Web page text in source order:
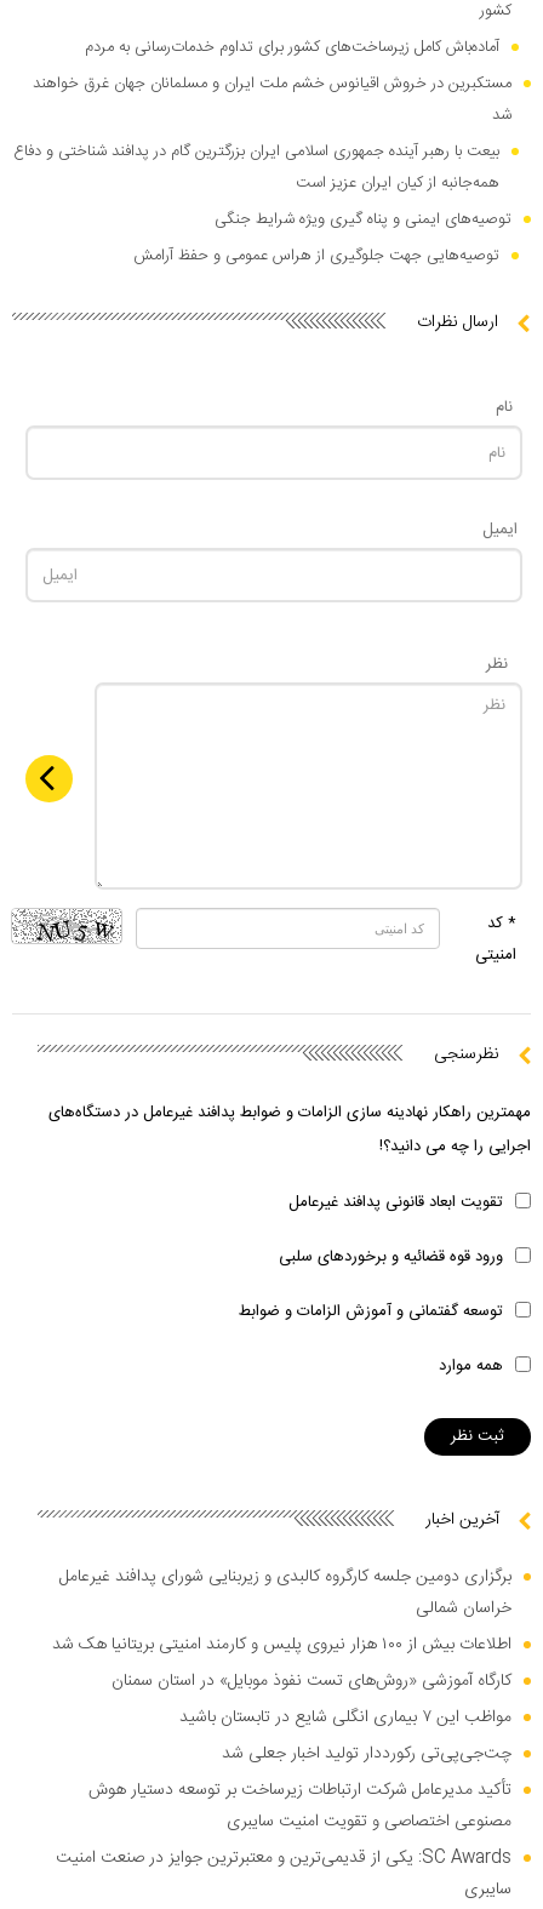
کشور
آماده‌باش کامل زیرساخت‌های کشور برای تداوم خدمات‌رسانی به مردم
مستکبرین در خروش اقیانوس خشم ملت ایران و‌ مسلمانان جهان غرق خواهند
شد
بیعت با رهبر آینده جمهوری اسلامی ایران بزرگترین گام در پدافند شناختی و دفاع
همه‌جانبه از کیان ایران عزیز است
توصیه‌های ایمنی و پناه گیری ویژه شرایط جنگی
توصیه‌هایی جهت جلوگیری از هراس عمومی و حفظ آرامش
ارسال نظرات
نام
ایمیل
نظر
* کد
امنیتی
نظرسنجی
مهمترین راهکار نهادینه سازی الزامات و ضوابط پدافند غیرعامل در دستگاه‌های
اجرایی را چه می دانید؟!
تقویت ابعاد قانونی پدافند غیرعامل
ورود قوه قضائیه و برخوردهای سلبی
توسعه گفتمانی و آموزش الزامات و ضوابط
همه موارد
آخرین اخبار
برگزاری دومین جلسه کارگروه کالبدی و زیربنایی شورای پدافند غیرعامل
خراسان شمالی
اطلاعات بیش از ۱۰۰ هزار نیروی پلیس و کارمند امنیتی بریتانیا هک شد
کارگاه آموزشی «روش‌های تست نفوذ موبایل» در استان سمنان
مواظب این ۷ بیماری انگلی شایع در تابستان باشید
چت‌جی‌پی‌تی رکورددار تولید اخبار جعلی شد
تأکید مدیرعامل شرکت ارتباطات زیرساخت بر توسعه دستیار هوش
مصنوعی اختصاصی و تقویت امنیت سایبری
SC Awards: یکی از قدیمی‌ترین و معتبرترین جوایز در صنعت امنیت
سایبری